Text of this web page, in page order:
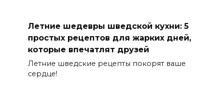
Летние шедевры шведской кухни: 5
простых рецептов для жарких дней,
которые впечатлят друзей
Летние шведские рецепты покорят ваше
сердце!